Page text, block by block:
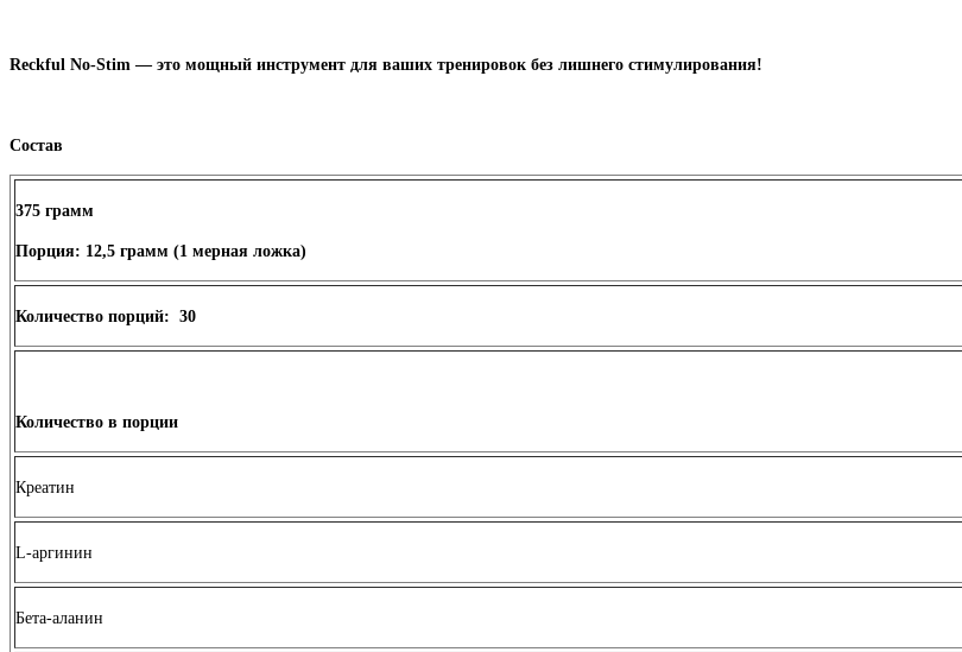
Reckful No-Stim — это мощный инструмент для ваших тренировок без лишнего стимулирования!
Состав
375 грамм
Порция: 12,5 грамм (1 мерная ложка)
Количество порций: 30
Количество в порции
Креатин
L-аргинин
Бета-аланин